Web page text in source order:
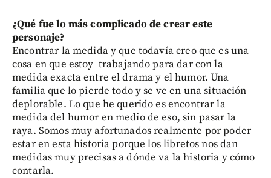
¿Qué fue lo más complicado de crear este
personaje?
Encontrar la medida y que todavía creo que es una
cosa en que estoy trabajando para dar con la
medida exacta entre el drama y el humor. Una
familia que lo pierde todo y se ve en una situación
deplorable. Lo que he querido es encontrar la
medida del humor en medio de eso, sin pasar la
raya. Somos muy afortunados realmente por poder
estar en esta historia porque los libretos nos dan
medidas muy precisas a dónde va la historia y cómo
contarla.